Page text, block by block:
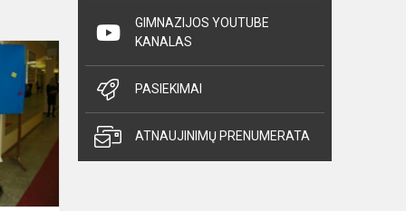
dienos
akimirkos
GIMNAZIJOS YOUTUBE
KANALAS
PASIEKIMAI
ATNAUJINIMŲ PRENUMERATA